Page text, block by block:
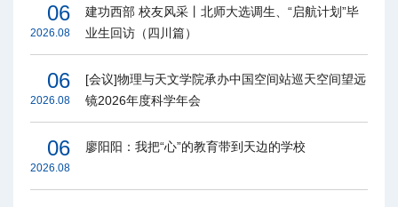
06
2026.08
建功西部 校友风采丨北师大选调生、“启航计划”毕
业生回访（四川篇）
06
2026.08
[会议]物理与天文学院承办中国空间站巡天空间望远
镜2026年度科学年会
06
2026.08
廖阳阳：我把“心”的教育带到天边的学校